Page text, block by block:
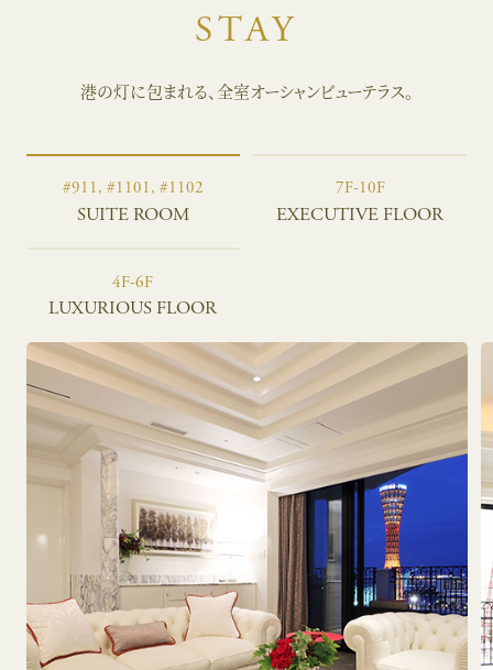
STAY
港の灯に包まれる、全室オーシャンビューテラス。
#911, #1101, #1102
SUITE ROOM
7F-10F
EXECUTIVE FLOOR
4F-6F
LUXURIOUS FLOOR